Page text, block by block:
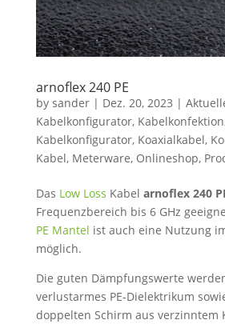
arnoflex 240 PE
by sander| Dez. 20, 2023 |
Kabelkonfigurator, Kabelkonfektion
Kabelkonfigurator, Koaxialkabel,
Kabel, Meterware, Onlineshop,
Das Low Loss Kabel arnoflex 240
Frequenzbereich bis 6 GHz
PE Mantel ist auch eine Nutzung
möglich.
Die guten Dämpfungswerte
verlustarmes PE-Dielektrikum
doppelten Schirm aus verzinntem